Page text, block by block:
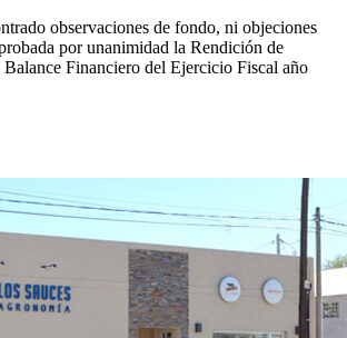
observaciones de fondo, ni objeciones
por unanimidad la Rendición de
Financiero del Ejercicio Fiscal año